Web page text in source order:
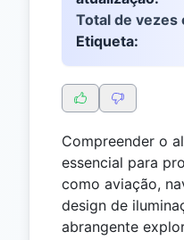
Total de vezes
Etiqueta:
Compreender o
essencial para
como aviação,
design de
abrangente